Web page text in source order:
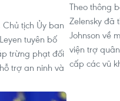
Chủ tịch Ủy ban
tuyên bố
trừng phạt đối
trợ an ninh và
Theo thông
Zelensky đã
Johnson về
viện trợ
cấp các vũ